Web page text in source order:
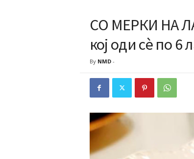
СО МЕРКИ НА
кој оди сè по
By NMD-